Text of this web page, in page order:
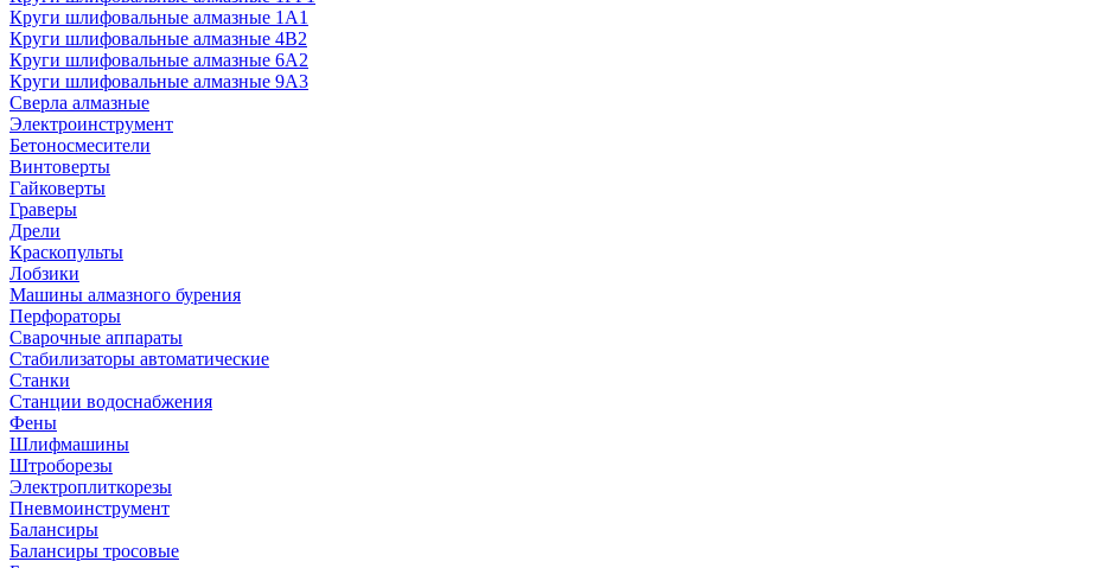
Круги шлифовальные алмазные 1А1
Круги шлифовальные алмазные 4В2
Круги шлифовальные алмазные 6A2
Круги шлифовальные алмазные 9А3
Сверла алмазные
Электроинструмент
Бетоносмесители
Винтоверты
Гайковерты
Граверы
Дрели
Краскопульты
Лобзики
Машины алмазного бурения
Перфораторы
Сварочные аппараты
Стабилизаторы автоматические
Станки
Станции водоснабжения
Фены
Шлифмашины
Штроборезы
Электроплиткорезы
Пневмоинструмент
Балансиры
Балансиры тросовые